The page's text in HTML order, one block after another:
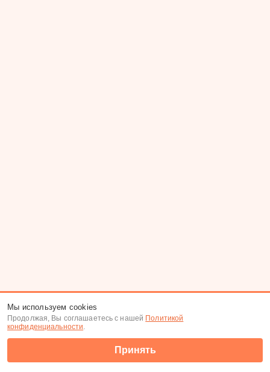
Мы используем cookies
Продолжая, Вы соглашаетесь с нашей Политикой
конфиденциальности.
Принять